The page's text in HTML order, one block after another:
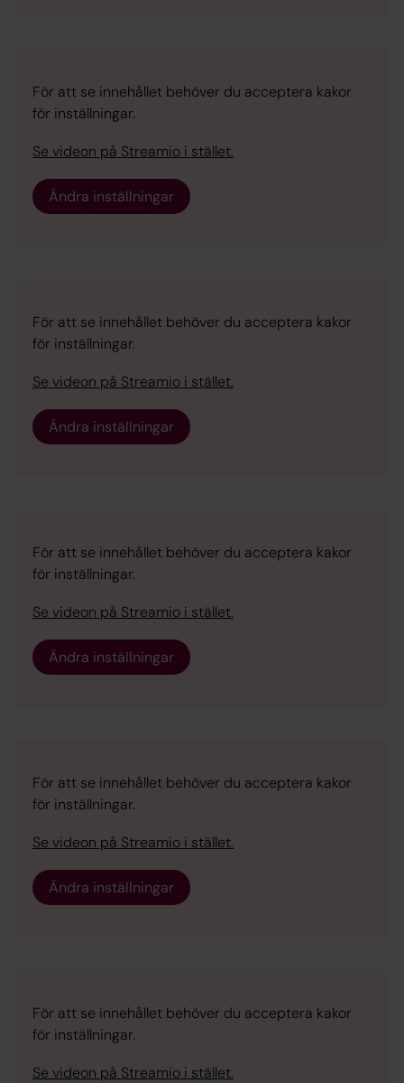
För att se innehållet behöver du acceptera kakor
för inställningar.
Se videon på Streamio i stället.
Ändra inställningar
För att se innehållet behöver du acceptera kakor
för inställningar.
Se videon på Streamio i stället.
Ändra inställningar
För att se innehållet behöver du acceptera kakor
för inställningar.
Se videon på Streamio i stället.
Ändra inställningar
För att se innehållet behöver du acceptera kakor
för inställningar.
Se videon på Streamio i stället.
Ändra inställningar
För att se innehållet behöver du acceptera kakor
för inställningar.
Se videon på Streamio i stället.